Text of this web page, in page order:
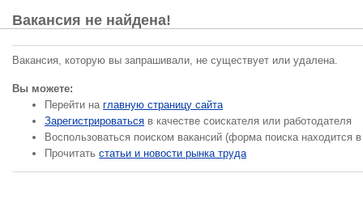
Вакансия не найдена!
Вакансия, которую вы запрашивали, не существует или удалена.
Вы можете:
Перейти на главную страницу сайта
Зарегистрироваться в качестве соискателя или работодателя
Воспользоваться поиском вакансий (форма поиска находится
Прочитать статьи и новости рынка труда